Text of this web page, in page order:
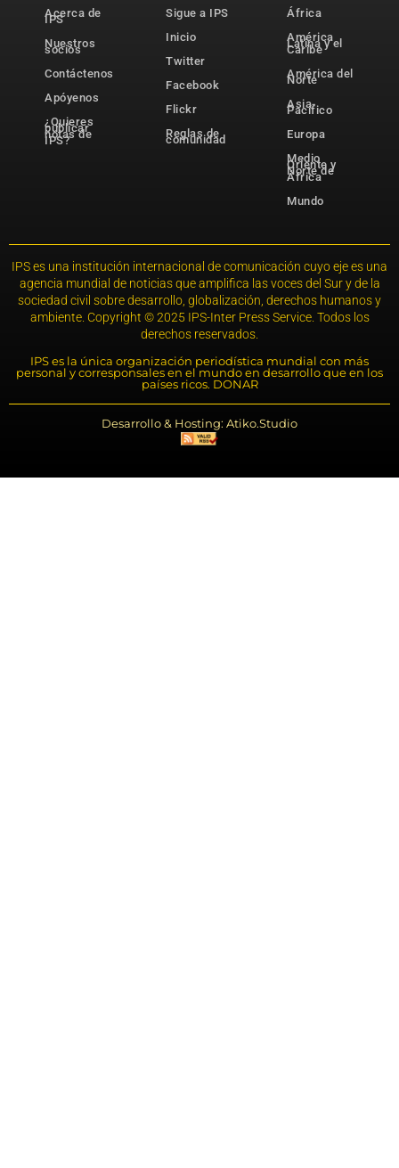
Acerca de
IPS
Nuestros
socios
Contáctenos
Apóyenos
¿Quieres
publicar
notas de
IPS?
Sigue a IPS
Inicio
Twitter
Facebook
Flickr
Reglas de
comunidad
África
América
Latina y el
Caribe
América del
Norte
Asia-
Pacífico
Europa
Medio
Oriente y
Norte de
África
Mundo
IPS es una institución internacional de comunicación cuyo eje es una
agencia mundial de noticias que amplifica las voces del Sur y de la
sociedad civil sobre desarrollo, globalización, derechos humanos y
ambiente. Copyright © 2025 IPS-Inter Press Service. Todos los
derechos reservados.
IPS es la única organización periodística mundial con más
personal y corresponsales en el mundo en desarrollo que en los
países ricos. DONAR
Desarrollo & Hosting: Atiko.Studio